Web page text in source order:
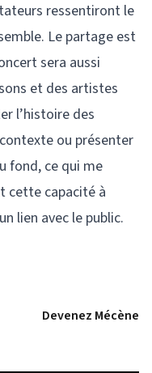
ressentiront le
Le partage est
sera aussi
et des artistes
l’histoire des
ou présenter
fond, ce qui me
cette capacité à
lien avec le public.
Devenez Mécène